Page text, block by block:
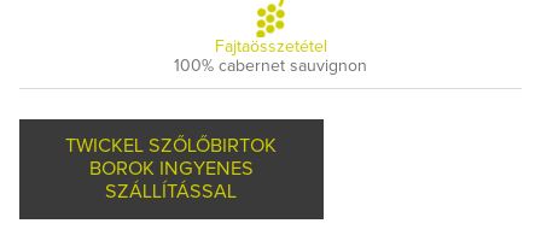
Fajtaösszetétel
100% cabernet sauvignon
TWICKEL SZŐLŐBIRTOK
BOROK INGYENES
SZÁLLÍTÁSSAL